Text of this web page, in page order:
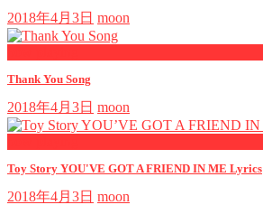
2018年4月3日 moon
Thank You Song
2018年4月3日 moon
Toy Story YOU'VE GOT A FRIEND IN ME Lyrics
2018年4月3日 moon